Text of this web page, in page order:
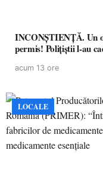
INCONȘTIENȚĂ. Un
permis! Polițiștii l-au
acum 13 ore
LOCALE